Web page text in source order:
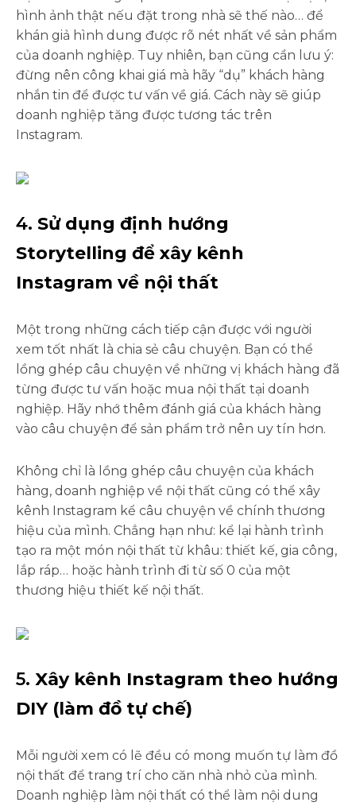
hình ảnh thật nếu đặt trong nhà sẽ thế nào… để
khán giả hình dung được rõ nét nhất về sản phẩm
của doanh nghiệp. Tuy nhiên, bạn cũng cần lưu ý:
đừng nên công khai giá mà hãy “dụ” khách hàng
nhắn tin để được tư vấn về giá. Cách này sẽ giúp
doanh nghiệp tăng được tương tác trên
Instagram.
4. Sử dụng định hướng
Storytelling để xây kênh
Instagram về nội thất
Một trong những cách tiếp cận được với người
xem tốt nhất là chia sẻ câu chuyện. Bạn có thể
lồng ghép câu chuyện về những vị khách hàng đã
từng được tư vấn hoặc mua nội thất tại doanh
nghiệp. Hãy nhớ thêm đánh giá của khách hàng
vào câu chuyện để sản phẩm trở nên uy tín hơn.
Không chỉ là lồng ghép câu chuyện của khách
hàng, doanh nghiệp về nội thất cũng có thể xây
kênh Instagram kể câu chuyện về chính thương
hiệu của mình. Chẳng hạn như: kể lại hành trình
tạo ra một món nội thất từ khâu: thiết kế, gia công,
lắp ráp… hoặc hành trình đi từ số 0 của một
thương hiệu thiết kế nội thất.
5. Xây kênh Instagram theo hướng
DIY (làm đồ tự chế)
Mỗi người xem có lẽ đều có mong muốn tự làm đồ
nội thất để trang trí cho căn nhà nhỏ của mình.
Doanh nghiệp làm nội thất có thể làm nội dung